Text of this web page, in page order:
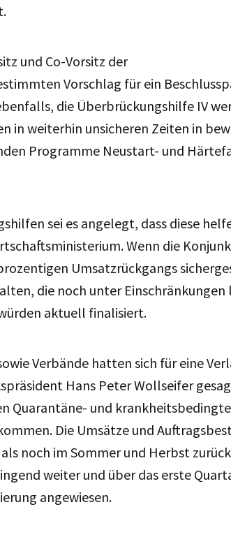
und Co-Vorsitz der
Vorschlag für ein
die Überbrückungshilfe IV
in weiterhin unsicheren Zeiten in
Programme Neustart- und
sei es angelegt, dass diese
Wenn die
Umsatzrückgangs
die noch unter Einschränkungen
aktuell finalisiert.
Verbände hatten sich für eine
Hans Peter Wollseifer
Quarantäne- und
Die Umsätze und
noch im Sommer und Herbst
weiter und über das erste
angewiesen.